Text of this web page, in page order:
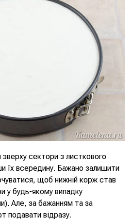
зверху сектори з листкового
їх всередину. Бажано залишити
щоб нижній корж став
у будь-якому випадку
Але, за бажанням та за
подавати відразу.